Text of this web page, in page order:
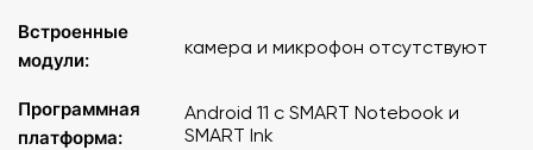
Встроенные
модули:
камера и микрофон отсутствуют
Программная
платформа:
Android 11 с SMART Notebook и
SMART Ink